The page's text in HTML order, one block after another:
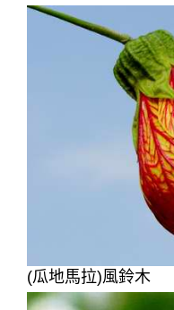
(瓜地馬拉)風鈴木